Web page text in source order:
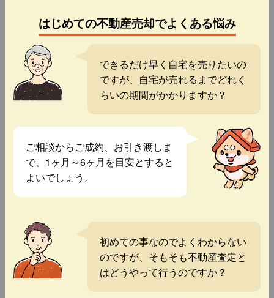
はじめての不動産売却でよくある悩み
できるだけ早く自宅を売りたいの
ですが、自宅が売れるまでどれく
らいの期間がかかりますか？
ご相談からご成約、お引き渡しま
で、1ヶ月～6ヶ月を目安とすると
よいでしょう。
初めての事なのでよくわからない
のですが、そもそも不動産査定と
はどうやって行うのですか？